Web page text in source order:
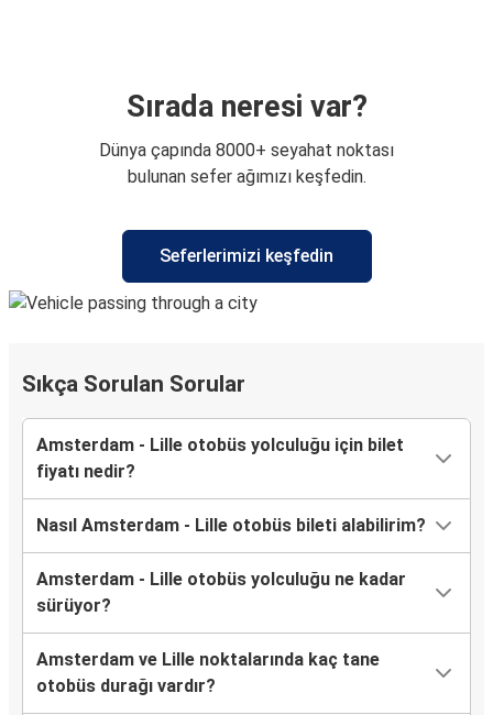
Sırada neresi var?
Dünya çapında 8000+ seyahat noktası
bulunan sefer ağımızı keşfedin.
Seferlerimizi keşfedin
Sıkça Sorulan Sorular
Amsterdam - Lille otobüs yolculuğu için bilet
fiyatı nedir?
Nasıl Amsterdam - Lille otobüs bileti alabilirim?
Amsterdam - Lille otobüs yolculuğu ne kadar
sürüyor?
Amsterdam ve Lille noktalarında kaç tane
otobüs durağı vardır?